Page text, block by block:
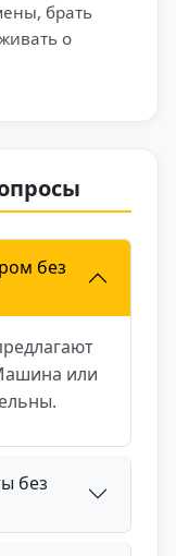
брать
о
без
или
без